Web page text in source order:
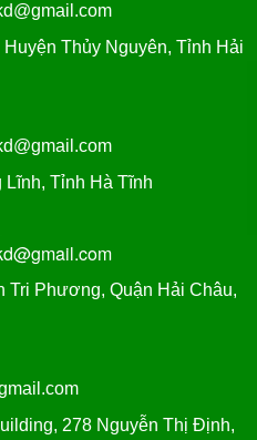
Thủy Nguyên, Tỉnh Hải
Lĩnh, Tỉnh Hà Tĩnh
Tri Phương, Quận Hải Châu,
278 Nguyễn Thị Định,